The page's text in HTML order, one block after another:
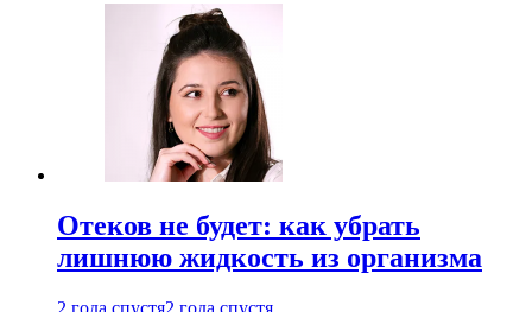
Отеков не будет: как убрать
лишнюю жидкость из организма
2 года спустя2 года спустя